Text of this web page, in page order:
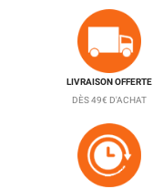
LIVRAISON OFFERTE
DÈS 49€ D'ACHAT